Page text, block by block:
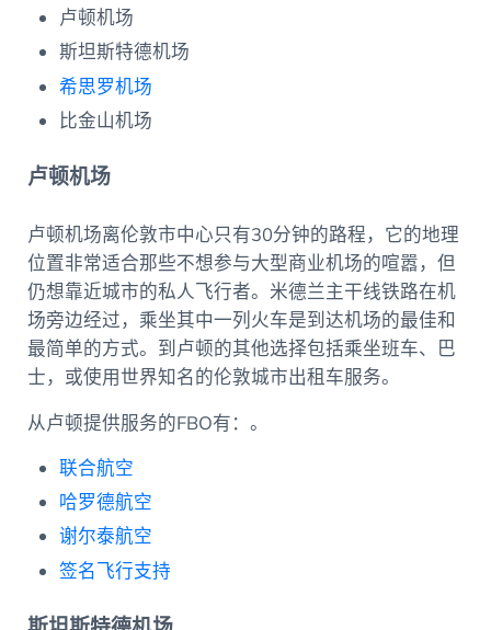
卢顿机场
斯坦斯特德机场
希思罗机场
比金山机场
卢顿机场
卢顿机场离伦敦市中心只有30分钟的路程，它的地理
位置非常适合那些不想参与大型商业机场的喧嚣，但
仍想靠近城市的私人飞行者。米德兰主干线铁路在机
场旁边经过，乘坐其中一列火车是到达机场的最佳和
最简单的方式。到卢顿的其他选择包括乘坐班车、巴
士，或使用世界知名的伦敦城市出租车服务。
从卢顿提供服务的FBO有：。
联合航空
哈罗德航空
谢尔泰航空
签名飞行支持